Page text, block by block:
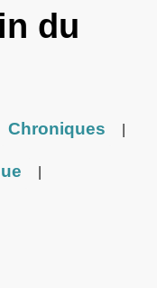
du
Chroniques